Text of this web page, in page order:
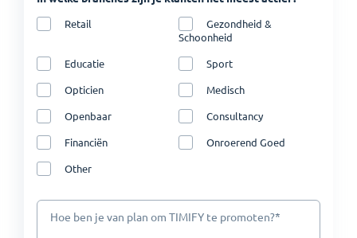
Retail
Gezondheid &
Schoonheid
Educatie Sport
Opticien Medisch
Openbaar Consultancy
Financiën Onroerend Goed
Other
Hoe ben je van plan om TIMIFY te promoten?*